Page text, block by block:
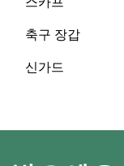
스카프
축구 장갑
신가드